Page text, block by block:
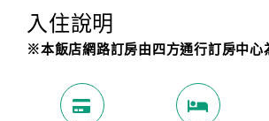
入住說明
※本飯店網路訂房由四方通行訂房中心